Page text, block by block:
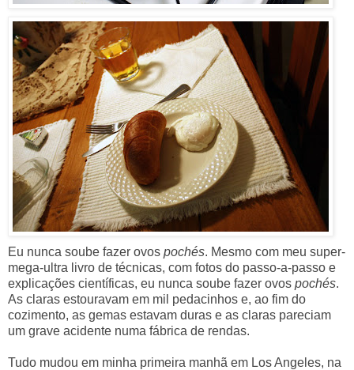
Eu nunca soube fazer ovos pochés. Mesmo com meu super-
mega-ultra livro de técnicas, com fotos do passo-a-passo e
explicações científicas, eu nunca soube fazer ovos pochés.
As claras estouravam em mil pedacinhos e, ao fim do
cozimento, as gemas estavam duras e as claras pareciam
um grave acidente numa fábrica de rendas.
Tudo mudou em minha primeira manhã em Los Angeles, na